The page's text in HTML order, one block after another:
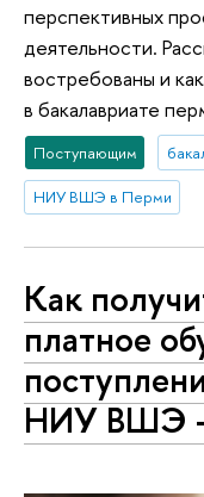
перспективных
деятельности.
востребованы и
в бакалавриате
Поступающим
НИУ ВШЭ в Перми
Как
платное
НИУ ВШЭ